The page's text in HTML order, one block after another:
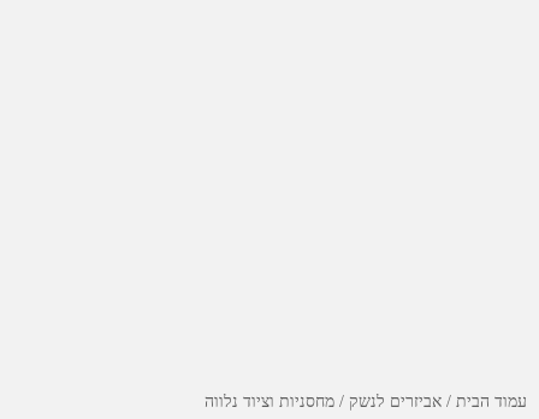
עמוד הבית אביזרים לנשק מחסניות וציוד נלווה